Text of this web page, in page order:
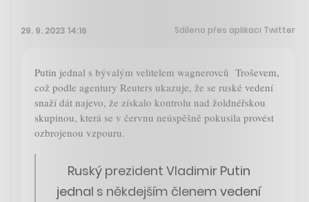
29. 9. 2023 14:16 Sdíleno přes aplikaci Twitter
Putin jednal s bývalým velitelem wagnerovců Troševem,
což podle agentury Reuters ukazuje, že se ruské vedení
snaží dát najevo, že získalo kontrolu nad žoldnéřskou
skupinou, která se v červnu neúspěšně pokusila provést
ozbrojenou vzpouru.
Ruský prezident Vladimir Putin
jednal s někdejším členem vedení